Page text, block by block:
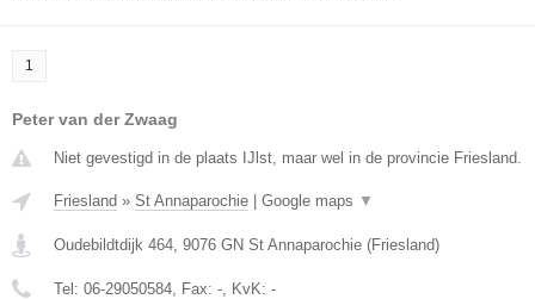
1
Peter van der Zwaag
Niet gevestigd in de plaats IJlst, maar wel in de provincie Friesland.
Friesland » St Annaparochie Google maps ▼
Oudebildtdijk 464, 9076 GN St Annaparochie (Friesland)
Tel: 06-29050584, Fax: -, KvK: -